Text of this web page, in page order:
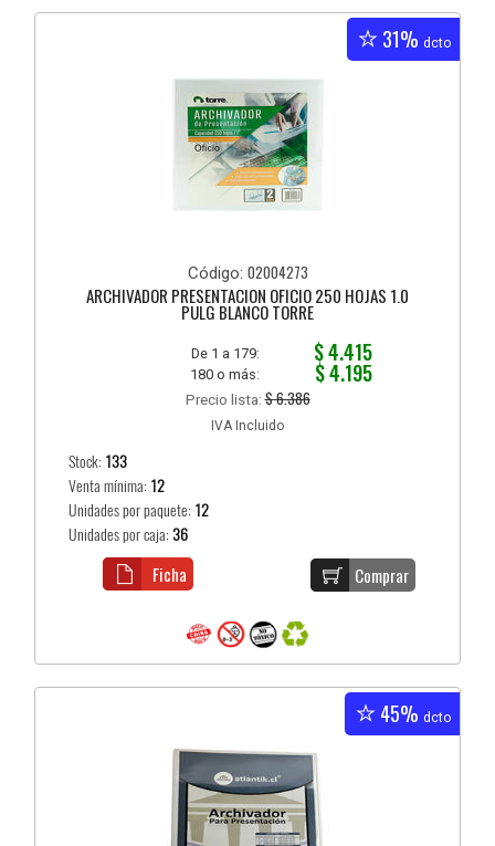
31% dcto
Código: 02004273
ARCHIVADOR PRESENTACION OFICIO 250 HOJAS 1.0
PULG BLANCO TORRE
De 1 a 179: $ 4.415
180 o más: $ 4.195
Precio lista:$ 6.386
IVA Incluido
Stock: 133
Venta mínima: 12
Unidades por paquete: 12
Unidades por caja:36
Comprar
Ficha
45% dcto